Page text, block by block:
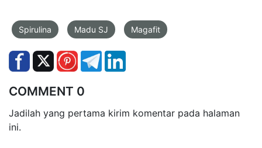
Spirulina Madu SJ Magafit
COMMENT 0
Jadilah yang pertama kirim komentar pada halaman
ini.